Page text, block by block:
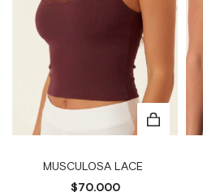
MUSCULOSA LACE
$70.000